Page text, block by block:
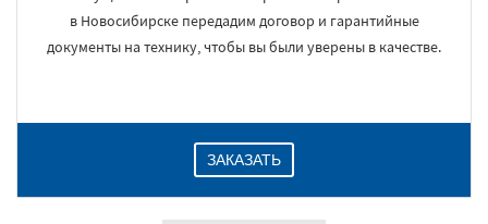
в Новосибирске передадим договор и гарантийные
документы на технику, чтобы вы были уверены в качестве.
ЗАКАЗАТЬ